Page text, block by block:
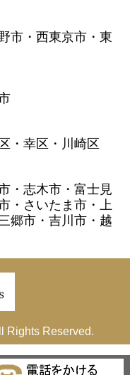
市・西東京市・東
・幸区・川崎区
・志木市・富士見
・さいたま市・上
郷市・吉川市・越
Rights Reserved.